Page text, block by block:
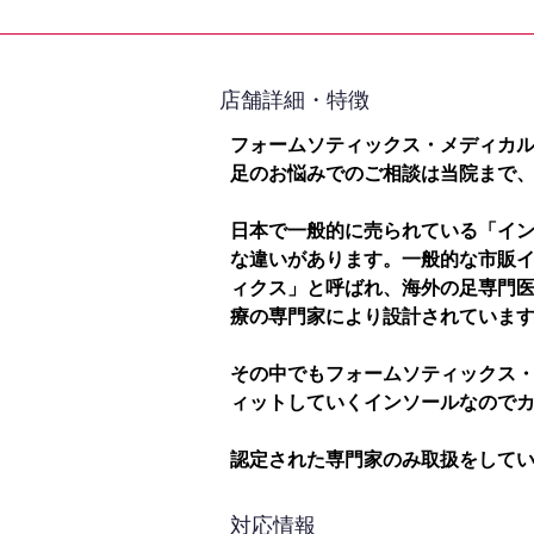
​店舗詳細・特徴
フォームソティックス・メディカ
足のお悩みでのご相談は当院まで
日本で一般的に売られている「イ
な違いがあります。一般的な市販
ィクス」と呼ばれ、海外の足専門
療の専門家により設計されていま
その中でもフォームソティックス
ィットしていくインソールなので
認定された専門家のみ取扱をして
対応情報